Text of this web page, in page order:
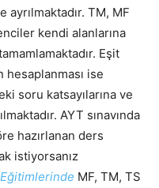
TM, MF
kendi alanlarına
Eşit
hesaplanması ise
soru katsayılarına ve
AYT sınavında
hazırlanan ders
istiyorsanız
MF, TM, TS